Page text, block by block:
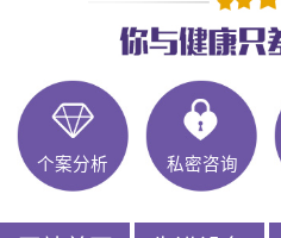
个案分析 私密咨询